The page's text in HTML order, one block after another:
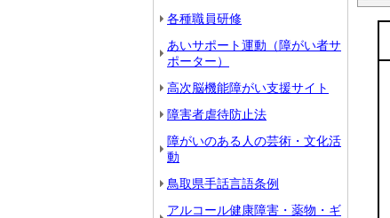
各種職員研修
あいサポート運動（障がい者サ
ポーター）
高次脳機能障がい支援サイト
障害者虐待防止法
障がいのある人の芸術・文化活
動
鳥取県手話言語条例
アルコール健康障害・薬物・ギ